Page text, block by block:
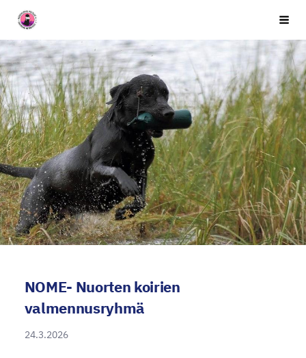
Siirry
sivun
sisältöön
Seuran nimi
NOME- Nuorten koirien
valmennusryhmä
24.3.2026